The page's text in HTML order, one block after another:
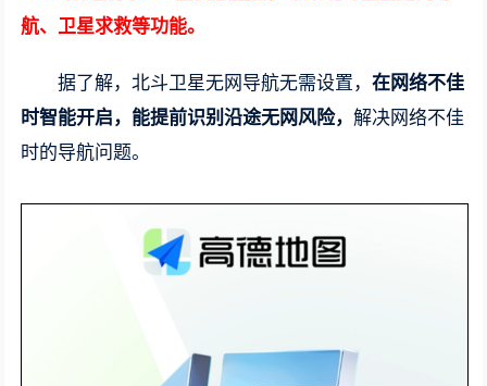
航、卫星求救等功能。
据了解，北斗卫星无网导航无需设置，在网络不佳
时智能开启，能提前识别沿途无网风险，解决网络不佳
时的导航问题。